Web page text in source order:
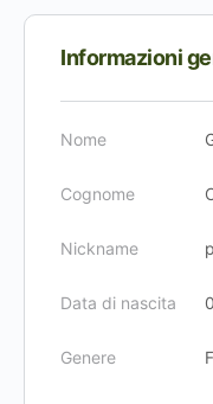
Informazioni
Nome
Cognome
Nickname
Data di nascita
Genere